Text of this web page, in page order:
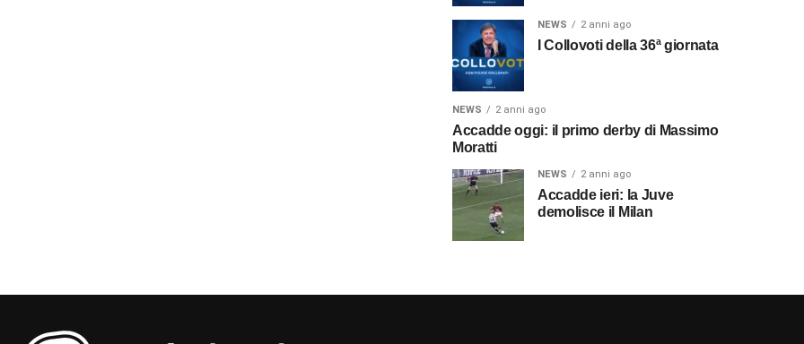
NEWS 2 anni ago
I Collovoti della 36ª giornata
NEWS 2 anni ago
Accadde oggi: il primo derby di Massimo
Moratti
NEWS 2 anni ago
Accadde ieri: la Juve
demolisce il Milan